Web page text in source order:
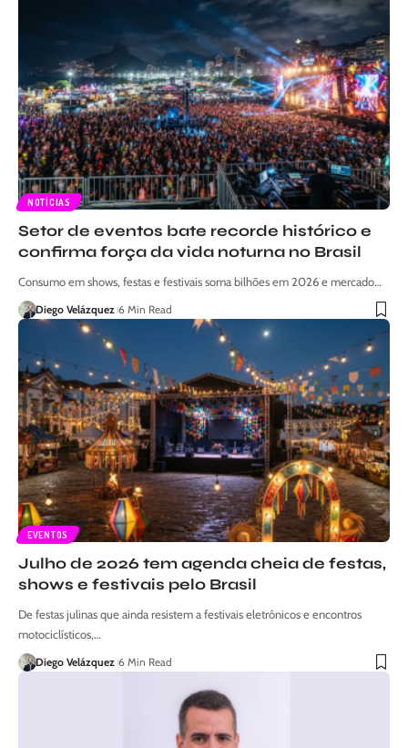
NOTÍCIAS
Setor de eventos bate recorde histórico e
confirma força da vida noturna no Brasil
Consumo em shows, festas e festivais soma bilhões em 2026 e mercado…
Diego Velázquez 6 Min Read
EVENTOS
Julho de 2026 tem agenda cheia de festas,
shows e festivais pelo Brasil
De festas julinas que ainda resistem a festivais eletrônicos e encontros
motociclísticos,…
Diego Velázquez 6 Min Read